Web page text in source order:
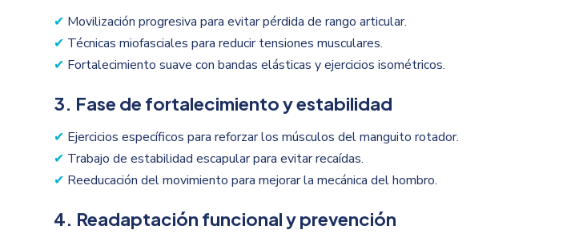
✔ Movilización progresiva para evitar pérdida de rango articular.
✔ Técnicas miofasciales para reducir tensiones musculares.
✔ Fortalecimiento suave con bandas elásticas y ejercicios isométricos.
3. Fase de fortalecimiento y estabilidad
✔ Ejercicios específicos para reforzar los músculos del manguito rotador.
✔ Trabajo de estabilidad escapular para evitar recaídas.
✔ Reeducación del movimiento para mejorar la mecánica del hombro.
4. Readaptación funcional y prevención